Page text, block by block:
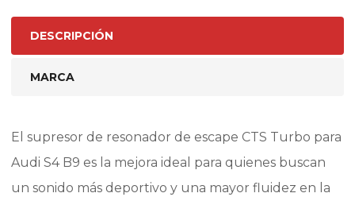
DESCRIPCIÓN
MARCA
El supresor de resonador de escape CTS Turbo para
Audi S4 B9 es la mejora ideal para quienes buscan
un sonido más deportivo y una mayor fluidez en la